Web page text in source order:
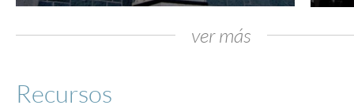
ver más
Recursos